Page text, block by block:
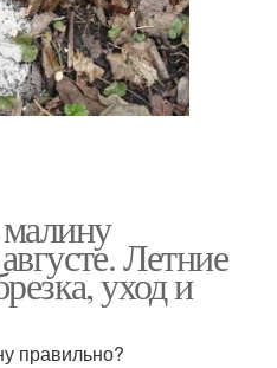
Летние
уход и
правильно?